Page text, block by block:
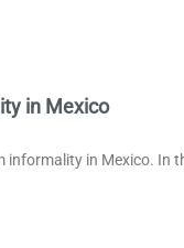
in Mexico
informality in Mexico. In